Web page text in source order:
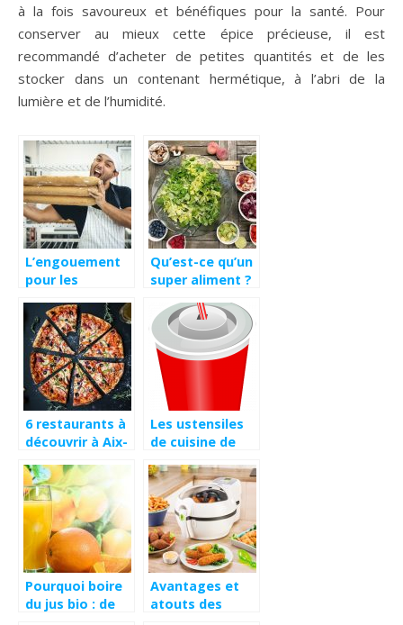
à la fois savoureux et bénéfiques pour la santé. Pour
conserver au mieux cette épice précieuse, il est
recommandé d’acheter de petites quantités et de les
stocker dans un contenant hermétique, à l’abri de la
lumière et de l’humidité.
L’engouement
pour les
panifiaction
Qu’est-ce qu’un
super aliment ?
6 restaurants à
découvrir à Aix-
Les ustensiles
de cuisine de
PLASTIC
Pourquoi boire
du jus bio : de
Avantages et
atouts des